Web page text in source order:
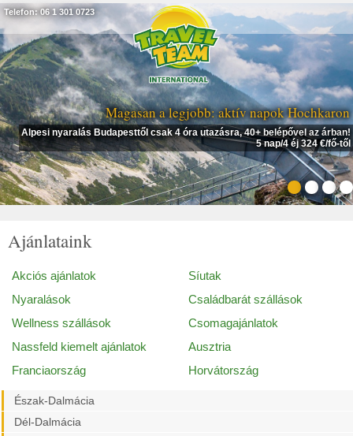
Magasan a legjobb: aktív napok Hochkaron
Alpesi nyaralás Budapesttől csak 4 óra utazásra, 40+ belépővel az árban!
5 nap/4 éj 324 €/fő-től
Telefon: 06 1 301 0723
Ajánlataink
Akciós ajánlatok
Síutak
Nyaralások
Családbarát szállások
Wellness szállások
Csomagajánlatok
Nassfeld kiemelt ajánlatok
Ausztria
Franciaország
Horvátország
Észak-Dalmácia
Dél-Dalmácia